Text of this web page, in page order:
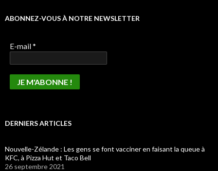
ABONNEZ-VOUS À NOTRE NEWSLETTER
E-mail*
DERNIERS ARTICLES
Nouvelle-Zélande : Les gens se font vacciner en faisant la queue à
KFC, à Pizza Hut et Taco Bell
26 septembre 2021